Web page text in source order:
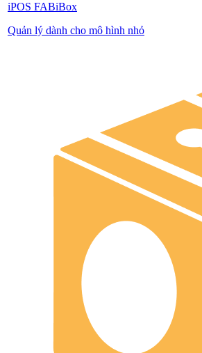
iPOS FABiBox
Quản lý dành cho mô hình nhỏ